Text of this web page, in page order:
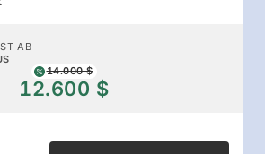
AB
14.000 $
12.600 $